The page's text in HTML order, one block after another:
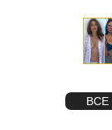
ВСЕ